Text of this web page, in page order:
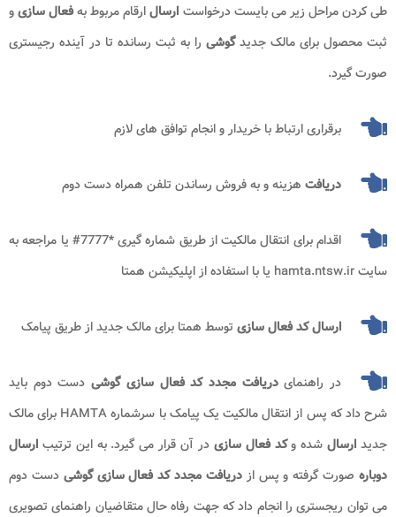
طی کردن مراحل زیر می بایست درخواست ارسالارقام مربوط بهفعال سازیو
ثبت محصول برای مالک جدیدگوشی را به ثبت رسانده تا در آینده رجیستری
صورت گیرد.
برقراری ارتباط با خریدار و انجام توافق های لازم
دریافت هزینه و به فروش رساندن تلفن همراه دست دوم
اقدام برای انتقال مالکیت از طریق شماره گیری *7777# یا مراجعه به
سایت hamta.ntsw.ir یا با استفاده از اپلیکیشن همتا
ارسال کد فعال سازی توسط همتا برای مالک جدید از طریق پیامک
در راهنمایدریافت مجدد کد فعال سازی گوشیدست دوم باید
شرح داد که پس از انتقال مالکیت یک پیامک با سرشماره HAMTA برای مالک
جدید ارسال شده وکد فعال سازی در آن قرار می گیرد. به این ترتیب ارسال
دوباره صورت گرفته و پس ازدریافت مجدد کد فعال سازی گوشیدست دوم
می توان ریجستری را انجام داد که جهت رفاه حال متقاضیان راهنمای تصویری